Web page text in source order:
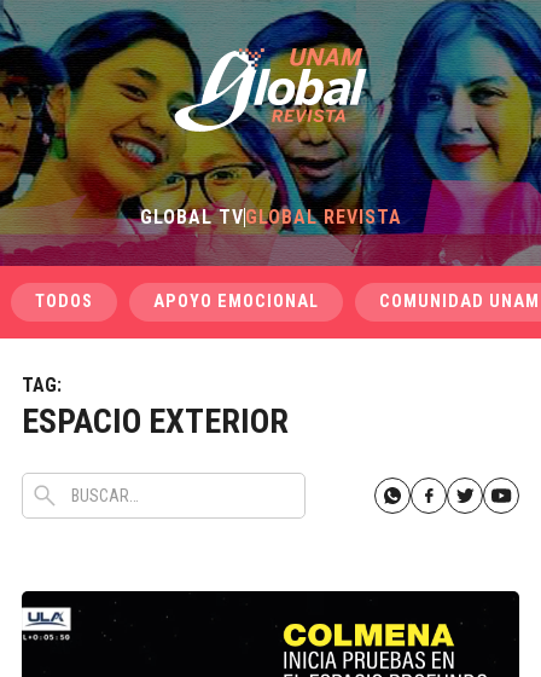
GLOBAL TVGLOBAL REVISTA
TODOS APOYO EMOCIONAL COMUNIDAD UNAM
TAG:
ESPACIO EXTERIOR